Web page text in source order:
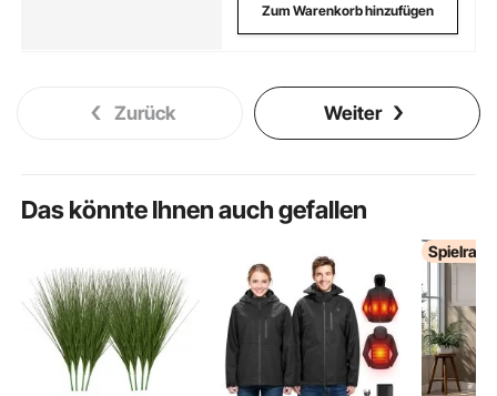
Zum Warenkorb hinzufügen
Zurück Weiter
Das könnte Ihnen auch gefallen